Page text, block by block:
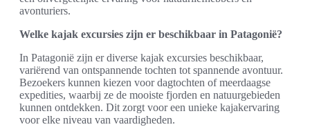
avonturiers.
Welke kajak excursies zijn er beschikbaar in Patagonië?
In Patagonië zijn er diverse kajak excursies beschikbaar,
variërend van ontspannende tochten tot spannende avontuur.
Bezoekers kunnen kiezen voor dagtochten of meerdaagse
expedities, waarbij ze de mooiste fjorden en natuurgebieden
kunnen ontdekken. Dit zorgt voor een unieke kajakervaring
voor elke niveau van vaardigheden.